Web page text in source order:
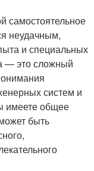
самостоятельное
неудачным,
и специальных
— это сложный
систем и
имеете общее
быть